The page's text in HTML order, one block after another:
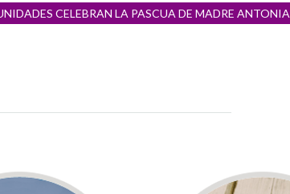
CELEBRAN LA PASCUA DE MADRE ANTONIA